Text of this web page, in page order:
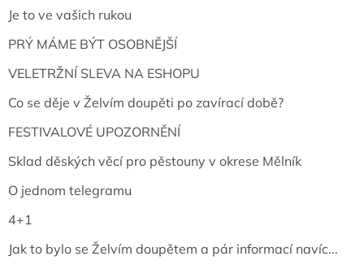
Je to ve vašich rukou
PRÝ MÁME BÝT OSOBNĚJŠÍ
VELETRŽNÍ SLEVA NA ESHOPU
Co se děje v Želvím doupěti po zavírací době?
FESTIVALOVÉ UPOZORNĚNÍ
Sklad děských věcí pro pěstouny v okrese Mělník
O jednom telegramu
4+1
Jak to bylo se Želvím doupětem a pár informací navíc...